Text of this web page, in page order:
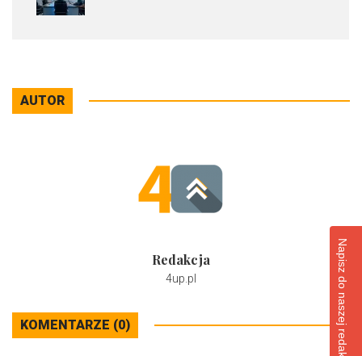
AUTOR
Redakcja
4up.pl
KOMENTARZE (0) Napisz do naszej redakcji